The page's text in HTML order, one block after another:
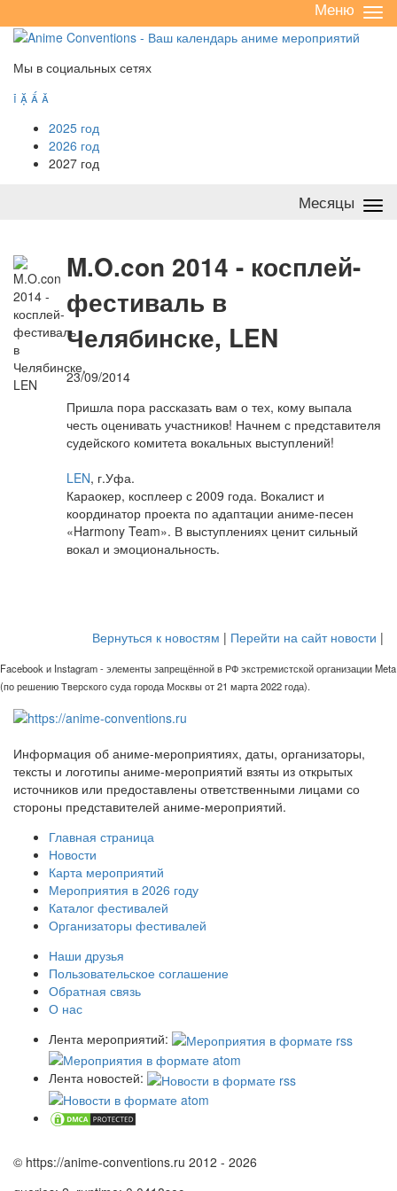
/
Меню
Мы в социальных сетях
   
2025 год
2026 год
2027 год
Месяцы
M.O.con 2014 - косплей-
фестиваль в
Челябинске, LEN
23/09/2014
Пришла пора рассказать вам о тех, кому выпала
честь оценивать участников! Начнем с представителя
судейского комитета вокальных выступлений!
LEN, г.Уфа.
Караокер, косплеер с 2009 года. Вокалист и
координатор проекта по адаптации аниме-песен
«Harmony Team». В выступлениях ценит сильный
вокал и эмоциональность.
Вернуться к новостям | Перейти на сайт новости |
Facebook и Instagram - элементы запрещённой в РФ экстремистской организации Meta
(по решению Тверского суда города Москвы от 21 марта 2022 года).
Информация об аниме-мероприятиях, даты, организаторы,
тексты и логотипы аниме-мероприятий взяты из открытых
источников или предоставлены ответственными лицами со
стороны представителей аниме-мероприятий.
Главная страница
Новости
Карта мероприятий
Мероприятия в 2026 году
Каталог фестивалей
Организаторы фестивалей
Наши друзья
Пользовательское соглашение
Обратная связь
О нас
Лента мероприятий:
Лента новостей:
© https://anime-conventions.ru 2012 - 2026